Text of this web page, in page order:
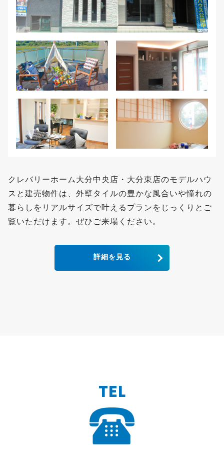
クレバリーホーム大分中央店・大分東店のモデルハウ
スと建売物件は、外壁タイルの豊かな風合いや憧れの
暮らしをリアルサイズで叶えるプランをじっくりとご
覧いただけます。ぜひご来場ください。
詳細を見る
TEL